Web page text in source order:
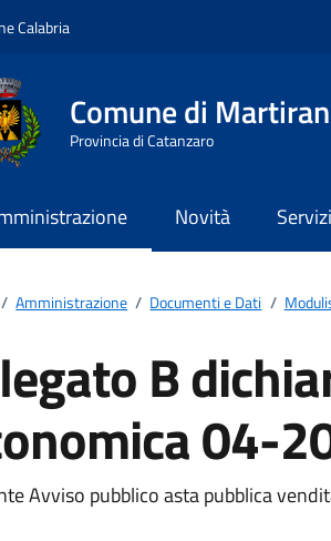
Calabria
Comune di
Provincia di Catanzaro
Novità Servizi
/ Amministrazione / Documenti e Dati /
B
04-
del
Avviso pubblico asta pubblica